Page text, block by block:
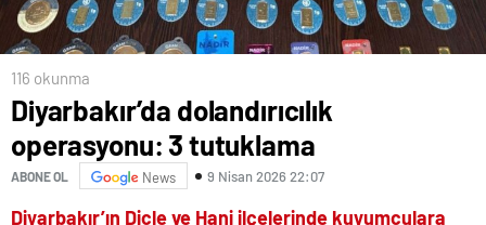
116 okunma
Diyarbakır’da dolandırıcılık
operasyonu: 3 tutuklama
ABONE OL News 9 Nisan 2026 22:07
Diyarbakır’ın Dicle ve Hani ilçelerinde kuyumculara